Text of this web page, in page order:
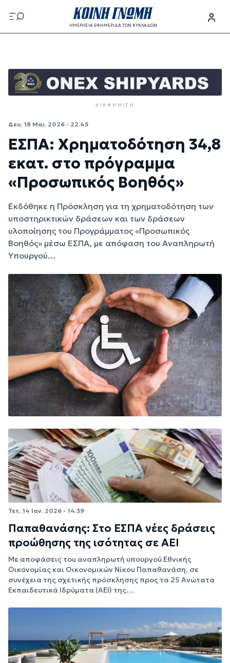
Παράκαμψη προς το κυρίως περιεχόμενο
ΗΜΕΡΗΣΙΑ ΕΦΗΜΕΡΙΔΑ ΤΩΝ ΚΥΚΛΑΔΩΝ
ΔΙΑΦΉΜΙΣΗ
Δευ, 18 Μαι. 2026 - 22:45
ΕΣΠΑ: Χρηματοδότηση 34,8
εκατ. στο πρόγραμμα
«Προσωπικός Βοηθός»
Εκδόθηκε η Πρόσκληση για τη χρηματοδότηση των
υποστηρικτικών δράσεων και των δράσεων
υλοποίησης του Προγράμματος «Προσωπικός
Βοηθός» μέσω ΕΣΠΑ, με απόφαση του Αναπληρωτή
Υπουργού…
Τετ, 14 Ιαν. 2026 - 14:39
Παπαθανάσης: Στο ΕΣΠΑ νέες δράσεις
προώθησης της ισότητας σε ΑΕΙ
Με αποφάσεις του αναπληρωτή υπουργού Εθνικής
Οικονομίας και Οικονομικών Νίκου Παπαθανάση, σε
συνέχεια της σχετικής πρόσκλησης προς τα 25 Ανώτατα
Εκπαιδευτικά Ιδρύματα (ΑΕΙ) της…